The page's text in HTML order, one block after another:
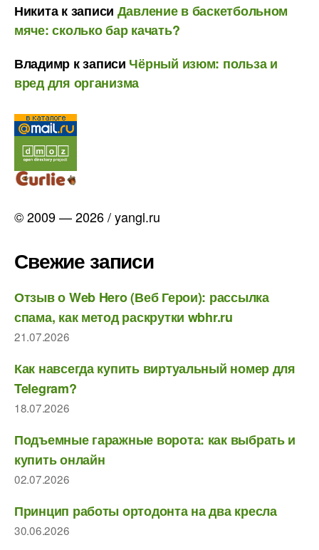
Никитак записи Давление в баскетбольном
мяче: сколько бар качать?
Владимр к записи Чёрный изюм: польза и
вред для организма
© 2009 — 2026 / yangl.ru
Свежие записи
Отзыв о Web Hero (Веб Герои): рассылка
спама, как метод раскрутки wbhr.ru
21.07.2026
Как навсегда купить виртуальный номер для
Telegram?
18.07.2026
Подъемные гаражные ворота: как выбрать и
купить онлайн
02.07.2026
Принцип работы ортодонта на два кресла
30.06.2026